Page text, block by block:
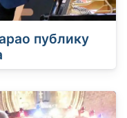
публику